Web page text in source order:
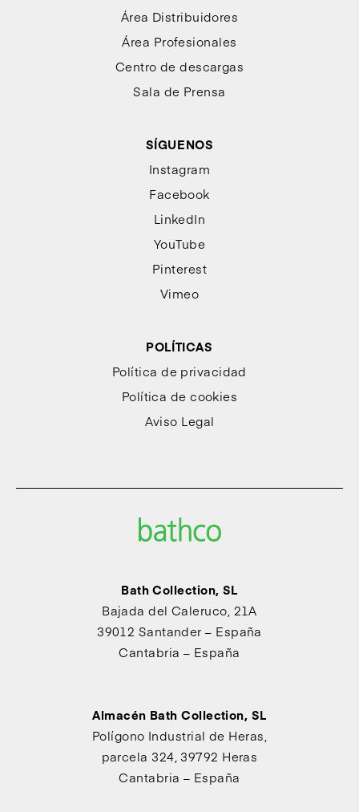
Área Distribuidores
Área Profesionales
Centro de descargas
Sala de Prensa
SÍGUENOS
Instagram
Facebook
LinkedIn
YouTube
Pinterest
Vimeo
POLÍTICAS
Política de privacidad
Política de cookies
Aviso Legal
Bath Collection, SL
Bajada del Caleruco, 21A
39012 Santander – España
Cantabria – España
Almacén Bath Collection, SL
Polígono Industrial de Heras,
parcela 324, 39792 Heras
Cantabria – España